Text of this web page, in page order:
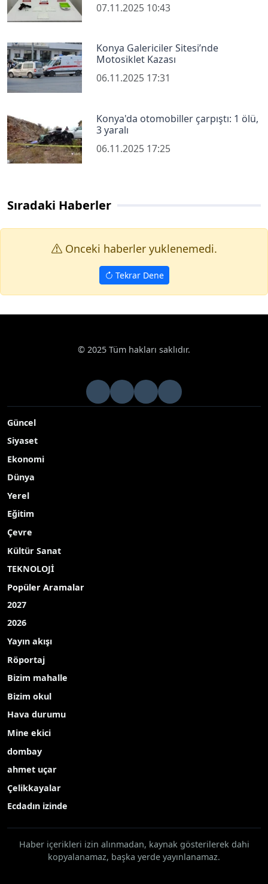
07.11.2025 10:43
Konya Galericiler Sitesi’nde
Motosiklet Kazası
06.11.2025 17:31
Konya'da otomobiller çarpıştı: 1 ölü,
3 yaralı
06.11.2025 17:25
Sıradaki Haberler
Onceki haberler yuklenemedi.
Tekrar Dene
© 2025 Tüm hakları saklıdır.
Güncel
Siyaset
Ekonomi
Dünya
Yerel
Eğitim
Çevre
Kültür Sanat
TEKNOLOJİ
Popüler Aramalar
2027
2026
Yayın akışı
Röportaj
Bizim mahalle
Bizim okul
Hava durumu
Mine ekici
dombay
ahmet uçar
Çelikkayalar
Ecdadın izinde
Haber içerikleri izin alınmadan, kaynak gösterilerek dahi
kopyalanamaz, başka yerde yayınlanamaz.